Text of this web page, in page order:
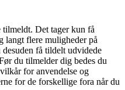
Det tager kun få
langt flere muligheder på
få tildelt udvidede
du tilmelder dig bedes du
for anvendelse og
for de forskellige fora når du